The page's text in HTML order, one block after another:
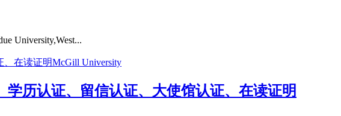
University,West...
历认证、留信认证、大使馆认证、在读证明